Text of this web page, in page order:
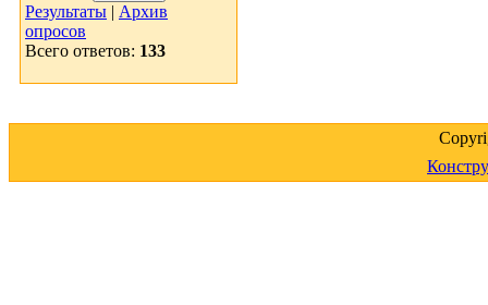
Результаты | Архив
опросов
Всего ответов: 133